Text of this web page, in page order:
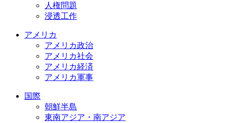
人権問題
浸透工作
アメリカ
アメリカ政治
アメリカ社会
アメリカ経済
アメリカ軍事
国際
朝鮮半島
東南アジア・南アジア